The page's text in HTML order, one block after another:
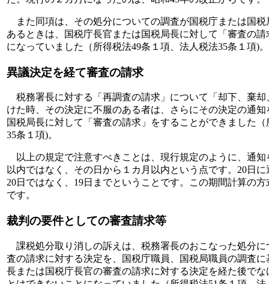
また同項は、その処分についての調査が国税庁または国
あるときは、国税庁長官または国税局長に対して「審査の
になっていました（所得税法49条１項、法人税法35条１項)。
異議決定を経て審査の請求
税務署長に対する「再調査の請求」について「却下、棄
けた時、その決定に不服のある者は、さらにその決定の通
国税局長に対して「審査の請求」をすることができました
35条１項)。
以上の規定で注意すべきことは、現行規定のように、通
以内ではなく、その日から１カ月以内という点です。20日
20日ではなく、19日までということです。この期間計算の
です。
裁判の要件としての審査請求等
課税処分取り消しの訴えは、税務署長のおこなった処分
査の請求に対する決定を、国税庁職員、国税局職員の調査
長または国税庁長官の審査の請求に対する決定を経た後で